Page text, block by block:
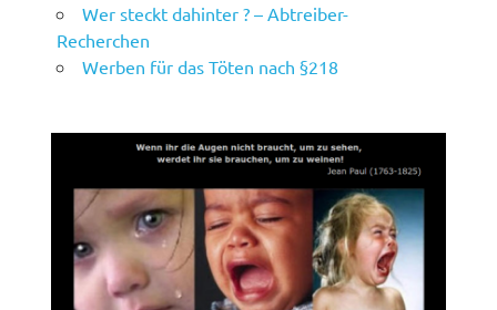
Wer steckt dahinter ? – Abtreiber-
Recherchen
Werben für das Töten nach §218